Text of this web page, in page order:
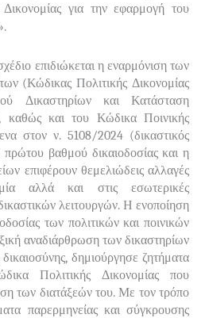
για την εφαρμογή του
επιδιώκεται η εναρμόνιση των
(Κώδικας Πολιτικής Δικονομίας
Δικαστηρίων και Κατάσταση
καθώς και του Κώδικα Ποινικής
στον ν. 5108/2024 (δικαστικός
βαθμού δικαιοδοσίας και η
επιφέρουν θεμελιώδεις αλλαγές
αλλά και στις εσωτερικές
λειτουργών. Η ενοποίηση
των πολιτικών και ποινικών
αναδιάρθρωση των δικαστηρίων
δικαιοσύνης, δημιούργησε ζητήματα
Πολιτικής Δικονομίας που
των διατάξεών του. Με τον τρόπο
παρερμηνείας και σύγκρουσης